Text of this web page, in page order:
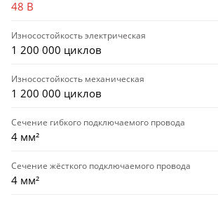
48 В
Износостойкость электрическая
1 200 000 циклов
Износостойкость механическая
1 200 000 циклов
Сечение гибкого подключаемого провода
4 мм²
Сечение жёсткого подключаемого провода
4 мм²